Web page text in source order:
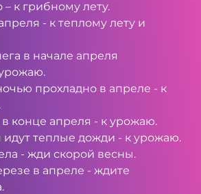
к грибному лету.
- к теплому лету и
в начале апреля
прохладно в апреле - к
конце апреля - к урожаю.
идут теплые дожди - к урожаю.
- жди скорой весны.
в апреле - ждите